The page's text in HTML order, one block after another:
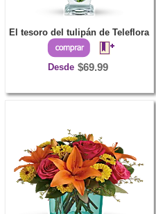
El tesoro del tulipán de Teleflora
Desde $69.99